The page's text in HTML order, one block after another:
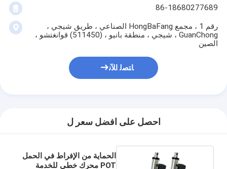
86-18680277689
رقم 1 ، مجمع HongBaFang الصناعي ، طريق شيجي ،
GuanChong ، شيجي ، منطقة بانيو ، (511450) قوانغتشو ،
الصين
ﺎﺘﺼﻟ ﺍﻶﻧ
احصل على افضل سعر ل
الحماية من الإفراط في الحمل
POT محرك خطي للخدمة